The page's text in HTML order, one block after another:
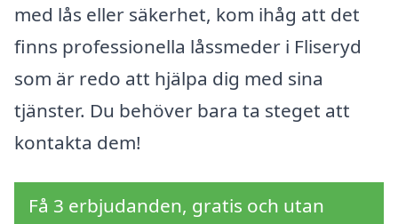
med lås eller säkerhet, kom ihåg att det
finns professionella låssmeder i Fliseryd
som är redo att hjälpa dig med sina
tjänster. Du behöver bara ta steget att
kontakta dem!
Få 3 erbjudanden, gratis och utan